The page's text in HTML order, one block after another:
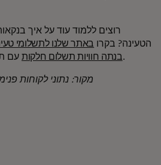
רוצים ללמוד עוד על איך
הטעינה? בקרו באתר שלנו לתשלומי
בנתה חוויות תשלום חלקותעם תשלומים בבנקאות פתוחה.
*מקור: נתוני לקוחות